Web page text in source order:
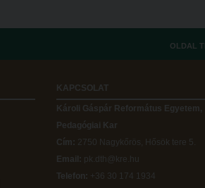
OLDAL
KAPCSOLAT
Károli Gáspár Református Egyetem,
Pedagógiai Kar
Cím: 2750 Nagykőrös, Hősök tere 5.
Email: pk.dth@kre.hu
Telefon: +36 30 174 1934